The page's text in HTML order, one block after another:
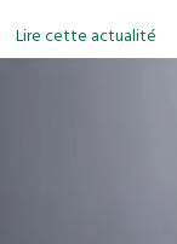
Lire cette actualité